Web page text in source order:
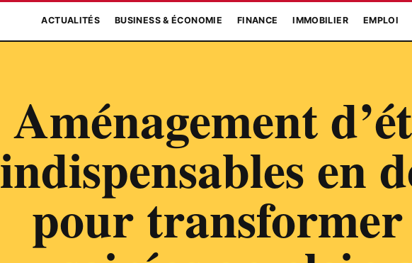
ACTUALITÉS BUSINESS & ÉCONOMIE FINANCE IMMOBILIER EMPLOI
Aménagement
indispensables en
pour transformer